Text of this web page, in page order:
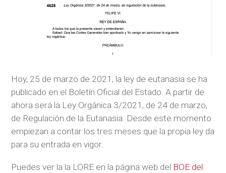
Hoy, 25 de marzo de 2021, la ley de eutanasia se ha
publicado en el Boletín Oficial del Estado. A partir de
ahora será la Ley Orgánica 3/2021, de 24 de marzo,
de Regulación de la Eutanasia. Desde este momento
empiezan a contar los tres meses que la propia ley da
para su entrada en vigor.
Puedes ver la la LORE en la página web del BOE del